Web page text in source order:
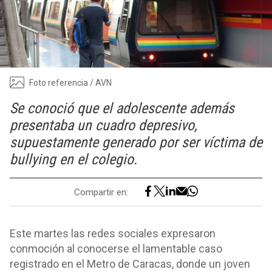
Foto referencia / AVN
Se conoció que el adolescente además
presentaba un cuadro depresivo,
supuestamente generado por ser víctima de
bullying en el colegio.
Compartir en:
Este martes las redes sociales expresaron
conmoción al conocerse el lamentable caso
registrado en el Metro de Caracas, donde un joven